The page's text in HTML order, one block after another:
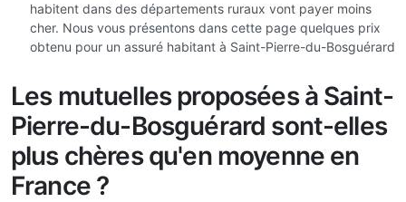
habitent dans des départements ruraux vont payer moins
cher. Nous vous présentons dans cette page quelques prix
obtenu pour un assuré habitant à Saint-Pierre-du-Bosguérard
Les mutuelles proposées à Saint-
Pierre-du-Bosguérard sont-elles
plus chères qu'en moyenne en
France ?